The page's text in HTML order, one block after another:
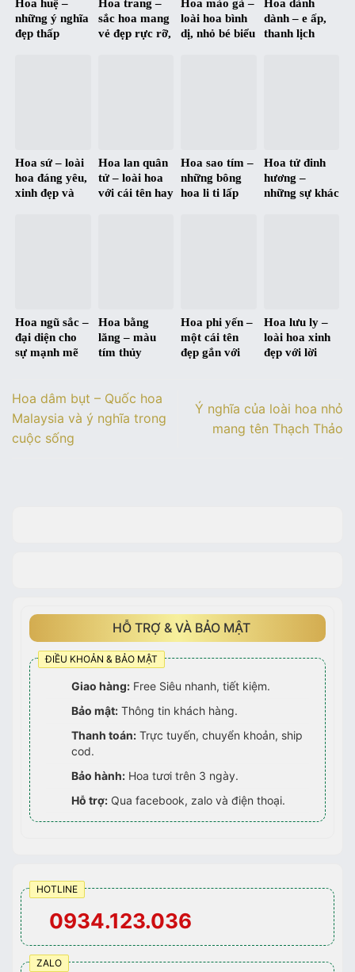
Hoa huệ –
những ý nghĩa
đẹp thấp
Hoa trang –
sắc hoa mang
vẻ đẹp rực rỡ,
Hoa mào gà –
loài hoa bình
dị, nhỏ bé biểu
Hoa dành
dành – e ấp,
thanh lịch
Hoa sứ – loài
hoa đáng yêu,
xinh đẹp và
Hoa lan quân
tử – loài hoa
với cái tên hay
Hoa sao tím –
những bông
hoa li ti lấp
Hoa tử đinh
hương –
những sự khác
Hoa ngũ sắc –
đại diện cho
sự mạnh mẽ
sống
Hoa bằng
lăng – màu
tím thủy
Hoa phi yến –
một cái tên
đẹp gắn với
Hoa lưu ly –
loài hoa xinh
đẹp với lời
Hoa dâm bụt – Quốc hoa
Malaysia và ý nghĩa trong
cuộc sống
Ý nghĩa của loài hoa nhỏ
mang tên Thạch Thảo
HỖ TRỢ & VÀ BẢO MẬT
ĐIỀU KHOẢN & BẢO MẬT
Giao hàng: Free Siêu nhanh, tiết kiệm.
Bảo mật: Thông tin khách hàng.
Thanh toán: Trực tuyến, chuyển khoản, ship
cod.
Bảo hành: Hoa tươi trên 3 ngày.
Hỗ trợ: Qua facebook, zalo và điện thoại.
HOTLINE
0934.123.036
ZALO